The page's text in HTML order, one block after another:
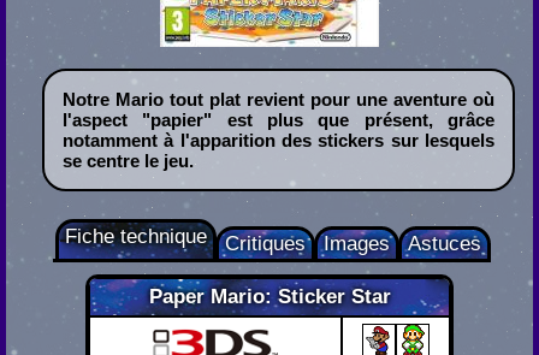
Notre Mario tout plat revient pour une aventure où
l'aspect "papier" est plus que présent, grâce
notamment à l'apparition des stickers sur lesquels
se centre le jeu.
Paper Mario: Sticker Star
Nintendo 3DS
Fiche technique Critiques Images Astuces